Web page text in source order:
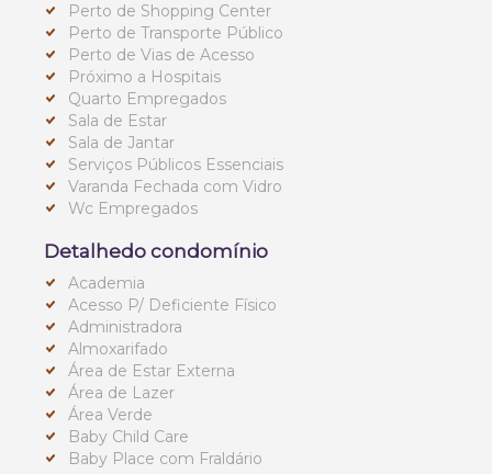
Perto de Shopping Center
Perto de Transporte Público
Perto de Vias de Acesso
Próximo a Hospitais
Quarto Empregados
Sala de Estar
Sala de Jantar
Serviços Públicos Essenciais
Varanda Fechada com Vidro
Wc Empregados
Detalhedo condomínio
Academia
Acesso P/ Deficiente Físico
Administradora
Almoxarifado
Área de Estar Externa
Área de Lazer
Área Verde
Baby Child Care
Baby Place com Fraldário